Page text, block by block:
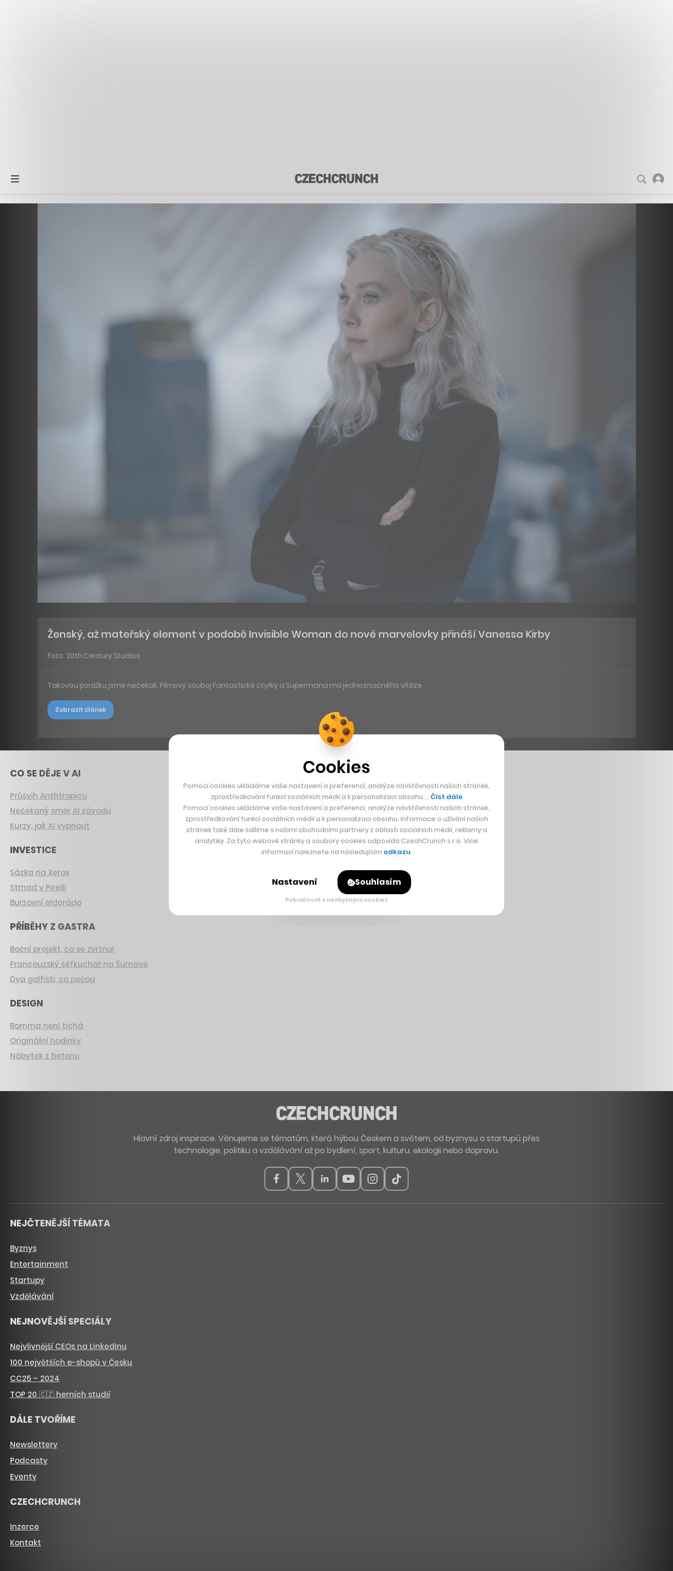
Ženský, až mateřský element v podobě Invisible Woman do nové marvelovky přináší Vanessa Kirby
Foto: 20th Century Studios
Takovou porážku jsme nečekali. Filmový souboj Fantastické čtyřky a Supermana má jednoznačného vítěze
Zobrazit článek
CO SE DĚJE V AI
Průšvih Anthtropicu
Nečekaný směr AI závodu
Kurzy, jak AI vypnout
INVESTICE
Sázka na Xerox
Strnad v Pirelli
Burzovní eldorádo
PŘÍBĚHY Z GASTRA
Boční projekt, co se zvrtnul
Francouzský šéfkuchař na Šumavě
Dva golfisti, co pečou
DESIGN
Bomma není tichá
Originální hodinky
Nábytek z betonu
Hlavní zdroj inspirace. Věnujeme se tématům, která hýbou Českem a světem, od byznysu a startupů přes
technologie, politiku a vzdělávání až po bydlení, sport, kulturu, ekologii nebo dopravu.
NEJČTENĚJŠÍ TÉMATA
Byznys
Entertainment
Startupy
Vzdělávání
NEJNOVĚJŠÍ SPECIÁLY
Nejvlivnější CEOs na LinkedInu
100 největších e-shopů v Česku
CC25 – 2024
TOP 20 🇨🇿 herních studií
DÁLE TVOŘÍME
Newslettery
Podcasty
Eventy
CZECHCRUNCH
Inzerce
Kontakt
Cookies
Pomocí cookies ukládáme vaše nastavení a preferencí, analýze návštěvnosti našich stránek,
zprostředkování funkcí sociálních médií a k personalizaci obsahu … Číst dále
Pomocí cookies ukládáme vaše nastavení a preferencí, analýze návštěvnosti našich stránek,
zprostředkování funkcí sociálních médií a k personalizaci obsahu. Informace o užívání našich
stránek také dále sdílíme s našimi obchodními partnery z oblasti sociálních médií, reklamy a
analytiky. Za tyto webové stránky a soubory cookies odpovídá CzechCrunch s.r.o. Více
informací naleznete na následujícím odkazu.
Nastavení Souhlasím
Pokračovat s nezbytnými cookies